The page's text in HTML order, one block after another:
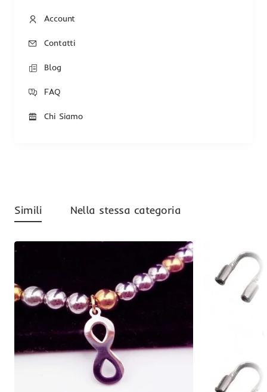
Account
Contatti
Blog
FAQ
Chi Siamo
Simili Nella stessa categoria